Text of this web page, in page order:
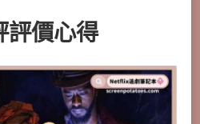
評價心得